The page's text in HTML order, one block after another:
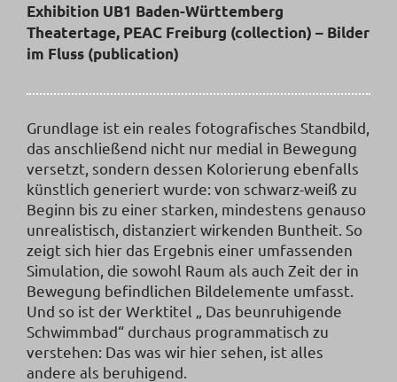
Exhibition UB1 Baden-Württemberg
Theatertage, PEAC Freiburg (collection) – Bilder
im Fluss (publication)
Grundlage ist ein reales fotografisches Standbild,
das anschließend nicht nur medial in Bewegung
versetzt, sondern dessen Kolorierung ebenfalls
künstlich generiert wurde: von schwarz-weiß zu
Beginn bis zu einer starken, mindestens genauso
unrealistisch, distanziert wirkenden Buntheit. So
zeigt sich hier das Ergebnis einer umfassenden
Simulation, die sowohl Raum als auch Zeit der in
Bewegung befindlichen Bildelemente umfasst.
Und so ist der Werktitel „ Das beunruhigende
Schwimmbad“ durchaus programmatisch zu
verstehen: Das was wir hier sehen, ist alles
andere als beruhigend.